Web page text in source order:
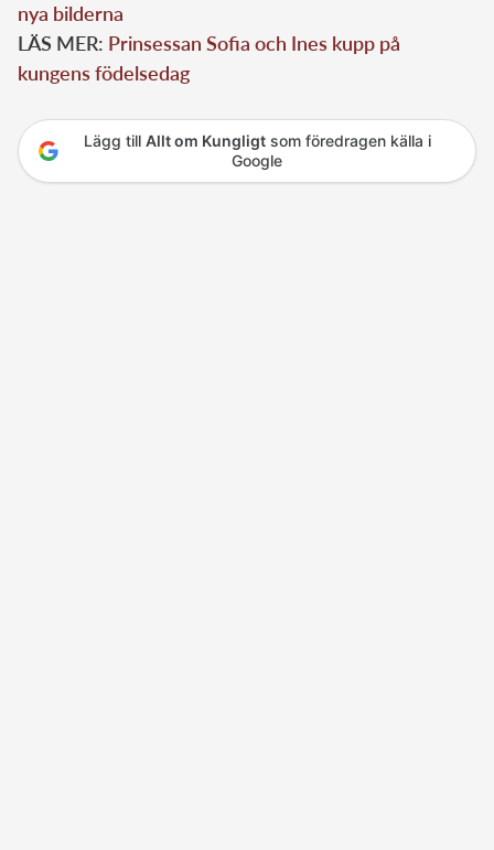
nya bilderna
LÄS MER: Prinsessan Sofia och Ines kupp på
kungens födelsedag
Lägg till Allt om Kungligtsom föredragen källa i
Google